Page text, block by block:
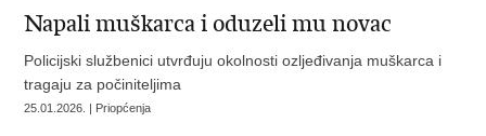
Napali muškarca i oduzeli mu novac
Policijski službenici utvrđuju okolnosti ozljeđivanja muškarca i
tragaju za počiniteljima
25.01.2026. | Priopćenja